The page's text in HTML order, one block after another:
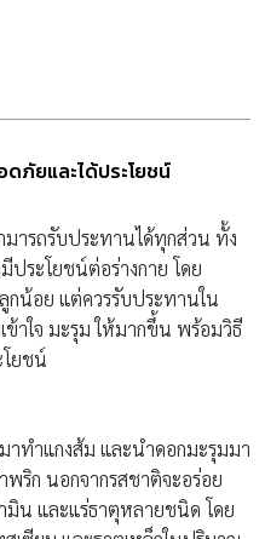
ภัยและได้ประโยชน์
รถรับประทานได้ทุกส่วน ทั้ง
ประโยชน์ต่อร่างกาย โดย
กน้อย แต่ควรรับประทานใน
าใจ มะรุม ให้มากขึ้น พร้อมวิธี
ยชน์
ทำแกงส้ม และนำดอกมะรุมมา
ริก นอกจากรสชาติจะอร่อย
มิน และแร่ธาตุหลายชนิด โดย